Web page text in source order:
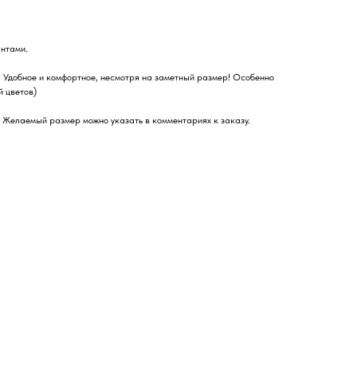
и комфортное, несмотря на заметный размер! Особенно
цветов)
размер можно указать в комментариях к заказу.